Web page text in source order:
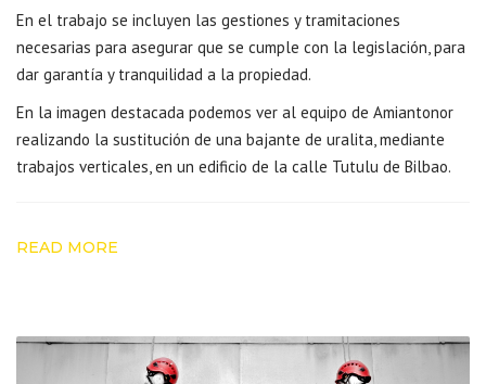
En el trabajo se incluyen las gestiones y tramitaciones
necesarias para asegurar que se cumple con la legislación, para
dar garantía y tranquilidad a la propiedad.
En la imagen destacada podemos ver al equipo de Amiantonor
realizando la sustitución de una bajante de uralita , mediante
trabajos verticales, en un edificio de la calle Tutulu de Bilbao.
READ MORE